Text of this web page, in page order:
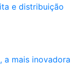
e distribuição
a mais inovadora